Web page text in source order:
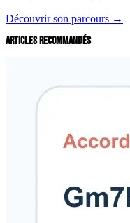
Découvrir son parcours →
ARTICLES RECOMMANDÉS